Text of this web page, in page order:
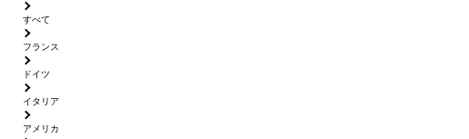
すべて
フランス
ドイツ
イタリア
アメリカ